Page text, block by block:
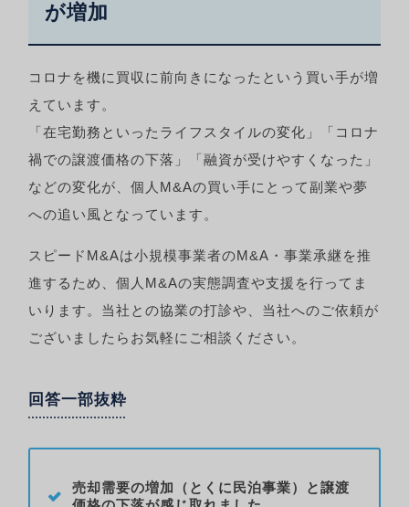
が増加
コロナを機に買収に前向きになったという買い手が増
えています。
「在宅勤務といったライフスタイルの変化」「コロナ
禍での譲渡価格の下落」「融資が受けやすくなった」
などの変化が、個人M&Aの買い手にとって副業や夢
への追い風となっています。
スピードM&Aは小規模事業者のM&A・事業承継を推
進するため、個人M&Aの実態調査や支援を行ってま
いります。当社との協業の打診や、当社へのご依頼が
ございましたらお気軽にご相談ください。
回答一部抜粋
売却需要の増加（とくに民泊事業）と譲渡